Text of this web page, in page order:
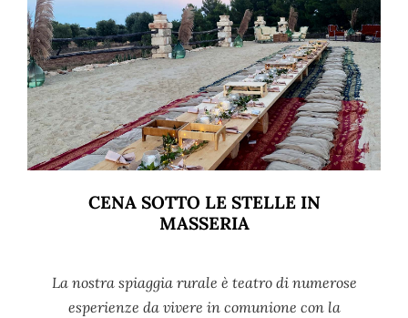
CENA SOTTO LE STELLE IN
MASSERIA
La nostra spiaggia rurale è teatro di numerose
esperienze da vivere in comunione con la